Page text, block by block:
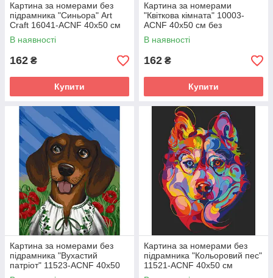
Картина за номерами без
підрамника "Синьора" Art
Craft 16041-ACNF 40х50 см
В наявності
162 ₴
Купити
Картина за номерами
"Квіткова кімната" 10003-
ACNF 40х50 см без
підрамника
В наявності
162 ₴
Купити
Картина за номерами без
підрамника "Вухастий
патріот" 11523-ACNF 40х50
см
Картина за номерами без
підрамника "Кольоровий пес"
11521-ACNF 40х50 см